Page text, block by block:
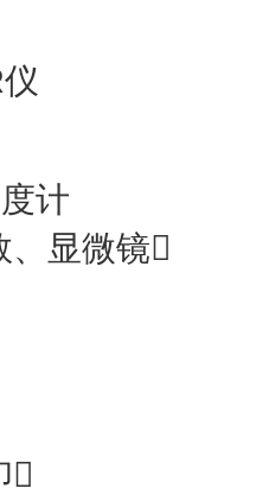
计
、显微镜
